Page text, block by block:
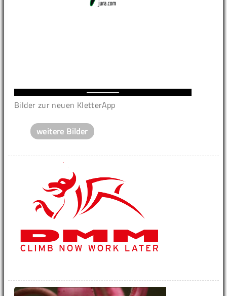
Bilder zur neuen KletterApp
weitere Bilder